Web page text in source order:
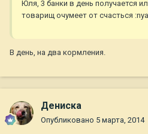
Юля, 3 банки в день получается
товарищ очумеет от счасться
В день, на два кормления.
Дениска
Опубликовано 5 марта, 2014